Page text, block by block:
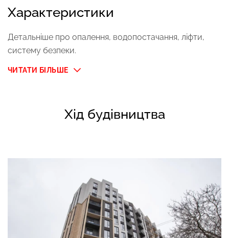
Характеристики
Детальніше про опалення, водопостачання, ліфти,
систему безпеки.
ЧИТАТИ БІЛЬШЕ
Хід будівництва